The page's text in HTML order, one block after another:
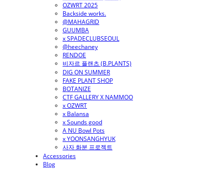
OZWRT 2025
Backside works.
@MAHAGRID
GUUMBA
x SPADECLUBSEOUL
@heechaney
RENDOE
비자르 플랜츠 (B.PLANTS)
DIG ON SUMMER
FAKE PLANT SHOP
BOTANIZE
CTF GALLERY X NAMMOO
x OZWRT
x Balansa
x Sounds good
A NU Bowl Pots
x YOONSANGHYUK
사자 화분 프로젝트
Accessories
Blog